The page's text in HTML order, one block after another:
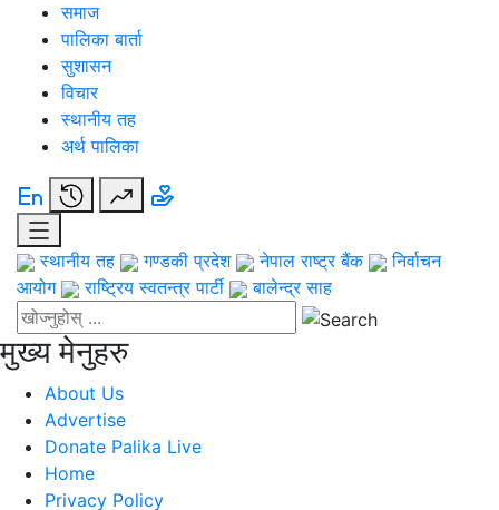
समाज
पालिका बार्ता
सुशासन
विचार
स्थानीय तह
अर्थ पालिका
स्थानीय तह गण्डकी प्रदेश नेपाल राष्ट्र बैंक
निर्वाचन
आयोग
राष्ट्रिय स्वतन्त्र पार्टी बालेन्द्र साह
मुख्य मेनुहरु
About Us
Advertise
Donate Palika Live
Home
Privacy Policy